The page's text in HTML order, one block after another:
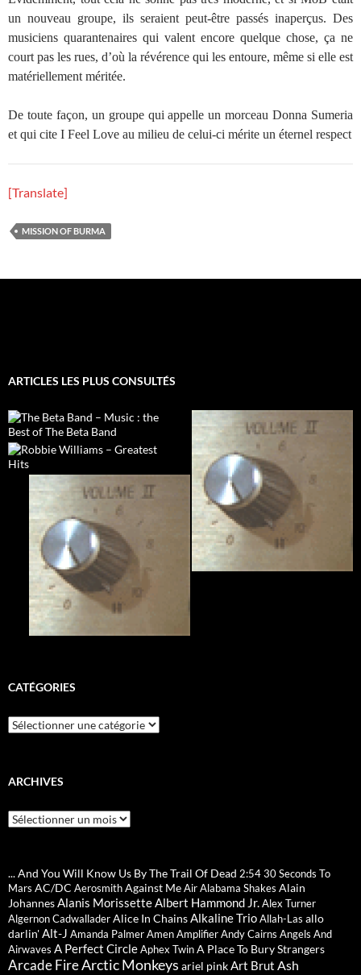
un nouveau groupe, ils seraient peut-être passés inaperçus. Des
musiciens quarantenaires qui valent encore quelque chose, ça ne
court pas les rues, d’où la révérence qui les entoure, même si elle est
matériellement méritée.
De toute façon, un groupe qui appelle un morceau Donna Sumeria
et qui cite I Feel Love au milieu de celui-ci mérite un éternel respect
[Translate]
MISSION OF BURMA
ARTICLES LES PLUS CONSULTÉS
CATÉGORIES
Catégories
ARCHIVES
Archives
... And You Will Know Us By The Trail Of Dead 2:5430 Seconds To
Mars AC/DC AerosmithAgainst MeAirAlabama Shakes Alain
JohannesAlanis MorissetteAlbert Hammond Jr.Alex Turner
Algernon CadwalladerAlice In ChainsAlkaline TrioAllah-Las allo
darlin'Alt-J Amanda PalmerAmenAmplifierAndy Cairns Angels And
Airwaves A Perfect CircleAphex TwinA Place To Bury Strangers
Arcade FireArctic Monkeys ariel pinkArt Brut Ash